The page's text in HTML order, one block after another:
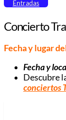
Entradas
Concierto
Fecha y lugar
Fecha y
Descubre
conciertos